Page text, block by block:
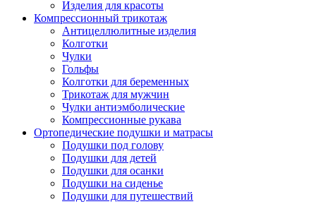
Изделия для красоты
Компрессионный трикотаж
Антицеллюлитные изделия
Колготки
Чулки
Гольфы
Колготки для беременных
Трикотаж для мужчин
Чулки антиэмболические
Компрессионные рукава
Ортопедические подушки и матрасы
Подушки под голову
Подушки для детей
Подушки для осанки
Подушки на сиденье
Подушки для путешествий